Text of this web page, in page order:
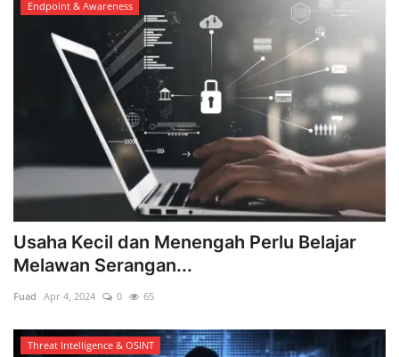
Endpoint & Awareness
Usaha Kecil dan Menengah Perlu Belajar
Melawan Serangan...
Fuad Apr 4, 2024 0 65
Threat Intelligence & OSINT